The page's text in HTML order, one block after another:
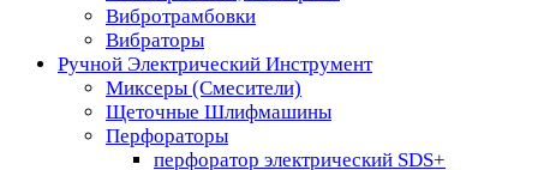
Вибротрамбовки
Вибраторы
Ручной Электрический Инструмент
Миксеры (Смесители)
Щеточные Шлифмашины
Перфораторы
перфоратор электрический SDS+